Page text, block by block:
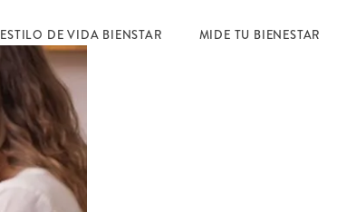
ESTILO DE VIDA BIENSTAR MIDE TU BIENESTAR